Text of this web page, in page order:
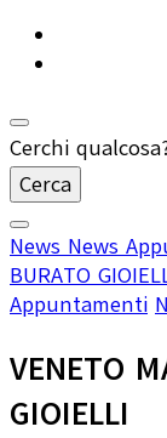
Cerchi
News News
BURATO
Appuntamenti
VENETO
GIOIELLI